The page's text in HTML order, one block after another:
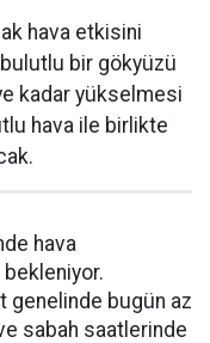
hava etkisini
bir gökyüzü
kadar yükselmesi
hava ile birlikte
hava
bekleniyor.
genelinde bugün az
sabah saatlerinde